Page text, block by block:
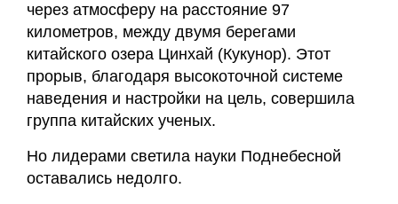
через атмосферу на расстояние 97
километров, между двумя берегами
китайского озера Цинхай (Кукунор). Этот
прорыв, благодаря высокоточной системе
наведения и настройки на цель, совершила
группа китайских ученых.
Но лидерами светила науки Поднебесной
оставались недолго.